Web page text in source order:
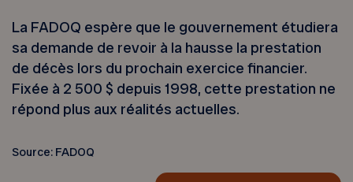
La FADOQ espère que le gouvernement étudiera
sa demande de revoir à la hausse la prestation
de décès lors du prochain exercice financier.
Fixée à 2 500 $ depuis 1998, cette prestation ne
répond plus aux réalités actuelles.
Source: FADOQ